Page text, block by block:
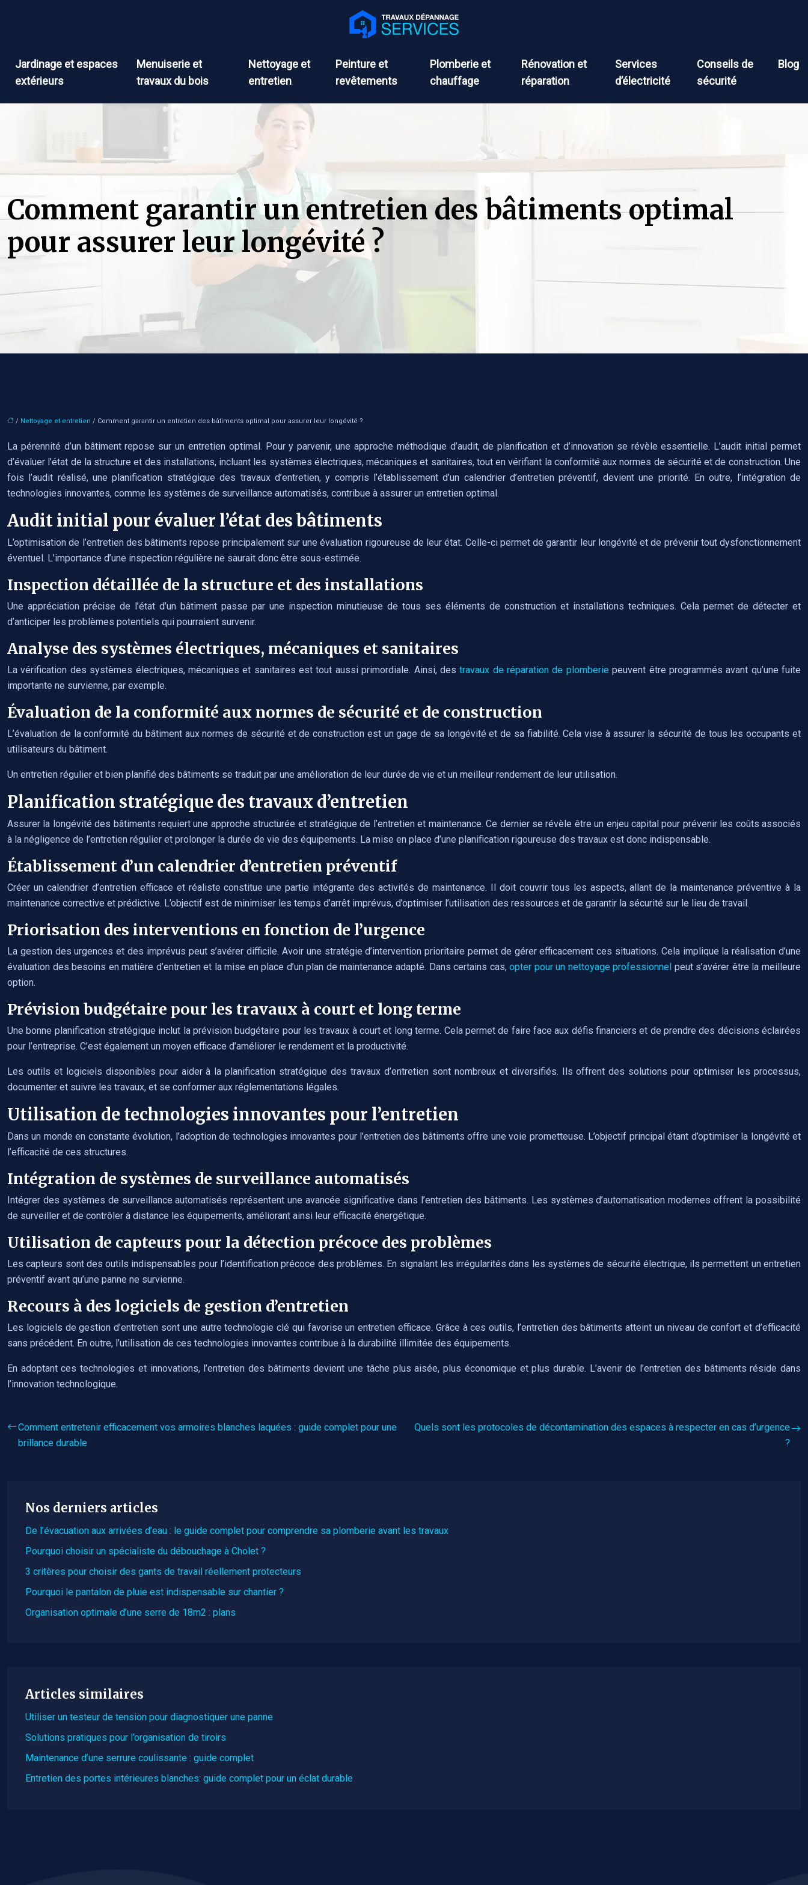
Jardinage et espaces
extérieurs
Menuiserie et
travaux du bois
Nettoyage et
entretien
Peinture et
revêtements
Plomberie et
chauffage
Rénovation et
réparation
Services
d’électricité
Conseils de
sécurité
Blog
Comment garantir un entretien des bâtiments optimal
pour assurer leur longévité ?
/ Nettoyage et entretien / Comment garantir un entretien des bâtiments optimal pour assurer leur longévité ?
La pérennité d’un bâtiment repose sur un entretien optimal. Pour y parvenir, une approche méthodique d’audit, de planification et d’innovation se révèle essentielle. L’audit initial permet
d’évaluer l’état de la structure et des installations, incluant les systèmes électriques, mécaniques et sanitaires, tout en vérifiant la conformité aux normes de sécurité et de construction. Une
fois l’audit réalisé, une planification stratégique des travaux d’entretien, y compris l’établissement d’un calendrier d’entretien préventif, devient une priorité. En outre, l’intégration de
technologies innovantes, comme les systèmes de surveillance automatisés, contribue à assurer un entretien optimal.
Audit initial pour évaluer l’état des bâtiments
L’optimisation de l’entretien des bâtiments repose principalement sur une évaluation rigoureuse de leur état. Celle-ci permet de garantir leur longévité et de prévenir tout dysfonctionnement
éventuel. L’importance d’une inspection régulière ne saurait donc être sous-estimée.
Inspection détaillée de la structure et des installations
Une appréciation précise de l’état d’un bâtiment passe par une inspection minutieuse de tous ses éléments de construction et installations techniques. Cela permet de détecter et
d’anticiper les problèmes potentiels qui pourraient survenir.
Analyse des systèmes électriques, mécaniques et sanitaires
La vérification des systèmes électriques, mécaniques et sanitaires est tout aussi primordiale. Ainsi, destravaux de réparation de plomberie peuvent être programmés avant qu’une fuite
importante ne survienne, par exemple.
Évaluation de la conformité aux normes de sécurité et de construction
L’évaluation de la conformité du bâtiment aux normes de sécurité et de construction est un gage de sa longévité et de sa fiabilité. Cela vise à assurer la sécurité de tous les occupants et
utilisateurs du bâtiment.
Un entretien régulier et bien planifié des bâtiments se traduit par une amélioration de leur durée de vie et un meilleur rendement de leur utilisation.
Planification stratégique des travaux d’entretien
Assurer la longévité des bâtiments requiert une approche structurée et stratégique de l’entretien et maintenance. Ce dernier se révèle être un enjeu capital pour prévenir les coûts associés
à la négligence de l’entretien régulier et prolonger la durée de vie des équipements. La mise en place d’une planification rigoureuse des travaux est donc indispensable.
Établissement d’un calendrier d’entretien préventif
Créer un calendrier d’entretien efficace et réaliste constitue une partie intégrante des activités de maintenance. Il doit couvrir tous les aspects, allant de la maintenance préventive à la
maintenance corrective et prédictive. L’objectif est de minimiser les temps d’arrêt imprévus, d’optimiser l’utilisation des ressources et de garantir la sécurité sur le lieu de travail.
Priorisation des interventions en fonction de l’urgence
La gestion des urgences et des imprévus peut s’avérer difficile. Avoir une stratégie d’intervention prioritaire permet de gérer efficacement ces situations. Cela implique la réalisation d’une
évaluation des besoins en matière d’entretien et la mise en place d’un plan de maintenance adapté. Dans certains cas,opter pour un nettoyage professionnel peut s’avérer être la meilleure
option.
Prévision budgétaire pour les travaux à court et long terme
Une bonne planification stratégique inclut la prévision budgétaire pour les travaux à court et long terme. Cela permet de faire face aux défis financiers et de prendre des décisions éclairées
pour l’entreprise. C’est également un moyen efficace d’améliorer le rendement et la productivité.
Les outils et logiciels disponibles pour aider à la planification stratégique des travaux d’entretien sont nombreux et diversifiés. Ils offrent des solutions pour optimiser les processus,
documenter et suivre les travaux, et se conformer aux réglementations légales.
Utilisation de technologies innovantes pour l’entretien
Dans un monde en constante évolution, l’adoption de technologies innovantes pour l’entretien des bâtiments offre une voie prometteuse. L’objectif principal étant d’optimiser la longévité et
l’efficacité de ces structures.
Intégration de systèmes de surveillance automatisés
Intégrer des systèmes de surveillance automatisés représentent une avancée significative dans l’entretien des bâtiments. Les systèmes d’automatisation modernes offrent la possibilité
de surveiller et de contrôler à distance les équipements, améliorant ainsi leur efficacité énergétique.
Utilisation de capteurs pour la détection précoce des problèmes
Les capteurs sont des outils indispensables pour l’identification précoce des problèmes. En signalant les irrégularités dans les systèmes de sécurité électrique, ils permettent un entretien
préventif avant qu’une panne ne survienne.
Recours à des logiciels de gestion d’entretien
Les logiciels de gestion d’entretien sont une autre technologie clé qui favorise un entretien efficace. Grâce à ces outils, l’entretien des bâtiments atteint un niveau de confort et d’efficacité
sans précédent. En outre, l’utilisation de ces technologies innovantes contribue à la durabilité illimitée des équipements.
En adoptant ces technologies et innovations, l’entretien des bâtiments devient une tâche plus aisée, plus économique et plus durable. L’avenir de l’entretien des bâtiments réside dans
l’innovation technologique.
Comment entretenir efficacement vos armoires blanches laquées : guide complet pour une
brillance durable
Quels sont les protocoles de décontamination des espaces à respecter en cas d’urgence
?
Nos derniers articles
De l’évacuation aux arrivées d’eau : le guide complet pour comprendre sa plomberie avant les travaux
Pourquoi choisir un spécialiste du débouchage à Cholet ?
3 critères pour choisir des gants de travail réellement protecteurs
Pourquoi le pantalon de pluie est indispensable sur chantier ?
Organisation optimale d’une serre de 18m2 : plans
Articles similaires
Utiliser un testeur de tension pour diagnostiquer une panne
Solutions pratiques pour l’organisation de tiroirs
Maintenance d’une serrure coulissante : guide complet
Entretien des portes intérieures blanches: guide complet pour un éclat durable